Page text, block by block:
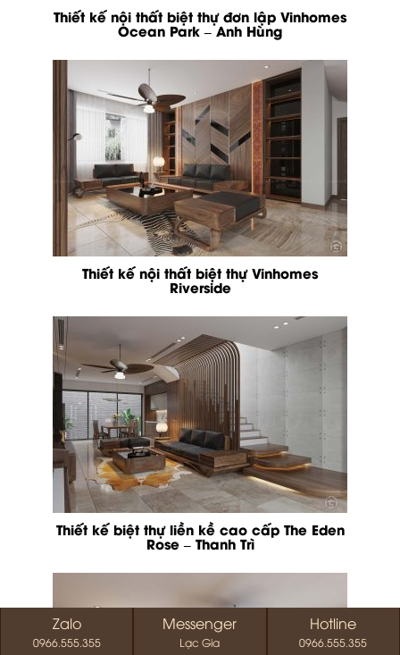
Thiết kế nội thất biệt thự đơn lập Vinhomes
Ocean Park – Anh Hùng
Thiết kế nội thất biệt thự Vinhomes
Riverside
Thiết kế biệt thự liền kề cao cấp The Eden
Rose – Thanh Trì
Zalo
0966.555.355
Messenger
Lạc Gia
Hotline
0966.555.355